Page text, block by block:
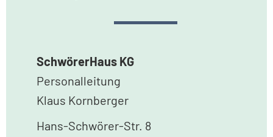
SchwörerHaus KG
Personalleitung
Klaus Kornberger
Hans-Schwörer-Str. 8